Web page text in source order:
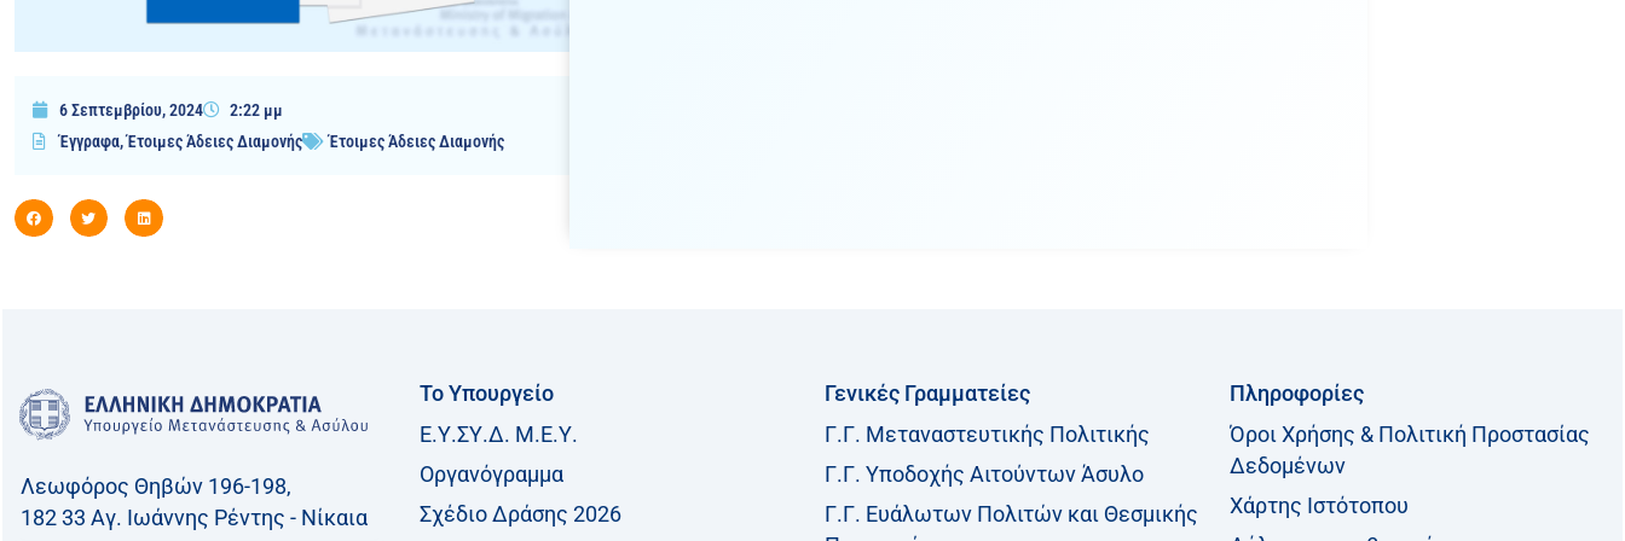
6 Σεπτεμβρίου, 2024
2:22 μμ
Έγγραφα,Έτοιμες Άδειες Διαμονής Έτοιμες Άδειες Διαμονής
Λεωφόρος Θηβών 196-198,
182 33 Aγ. Ιωάννης Ρέντης - Νίκαια
Το Υπουργείο
Ε.Υ.ΣΥ.Δ. Μ.Ε.Υ.
Οργανόγραμμα
Σχέδιο Δράσης 2026
Γενικές Γραμματείες
Γ.Γ. Μεταναστευτικής Πολιτικής
Γ.Γ. Υποδοχής Αιτούντων Άσυλο
Γ.Γ. Ευάλωτων Πολιτών και Θεσμικής
Πληροφορίες
Όροι Χρήσης & Πολιτική Προστασίας
Δεδομένων
Χάρτης Ιστότοπου